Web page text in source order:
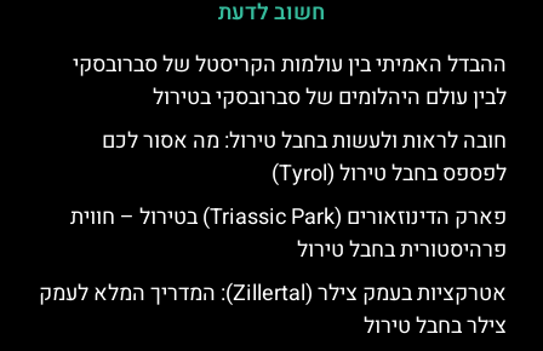
חשוב לדעת
ההבדל האמיתי בין עולמות הקריסטל של סברובסקי
לבין עולם היהלומים של סברובסקי בטירול
חובה לראות ולעשות בחבל טירול: מה אסור לכם
לפספס בחבל טירול (Tyrol)
פארק הדינוזאורים (Triassic Park) בטירול – חווית
פרהיסטורית בחבל טירול
אטרקציות בעמק צילר (Zillertal): המדריך המלא לעמק
צילר בחבל טירול